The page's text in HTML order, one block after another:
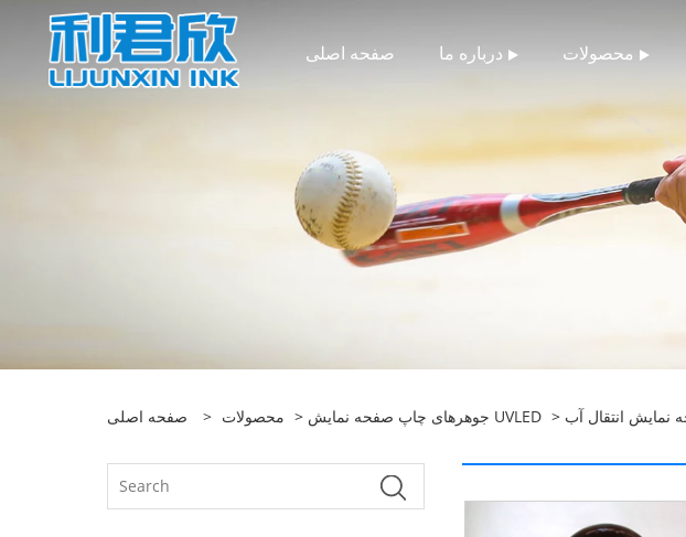
صفحه اصلی درباره ما محصولات
صفحه اصلی > محصولات > جوهرهای چاپ صفحه نمایش UVLED >